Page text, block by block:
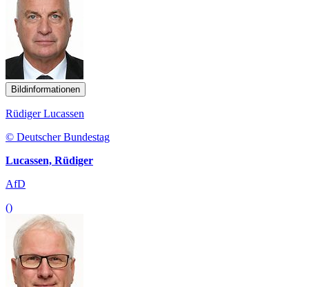
Bildinformationen
Rüdiger Lucassen
© Deutscher Bundestag
Lucassen, Rüdiger
AfD
()